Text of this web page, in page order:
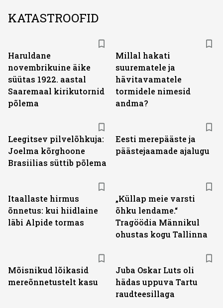
KATASTROOFID
Haruldane
novembrikuine äike
süütas 1922. aastal
Saaremaal kirikutornid
põlema
Millal hakati
suurematele ja
hävitavamatele
tormidele nimesid
andma?
Leegitsev pilvelõhkuja:
Joelma kõrghoone
Brasiilias süttib põlema
Eesti merepääste ja
päästejaamade ajalugu
Itaallaste hirmus
õnnetus: kui hiidlaine
läbi Alpide tormas
„Küllap meie varsti
õhku lendame.“
Tragöödia Männikul
ohustas kogu Tallinna
Mõisnikud lõikasid
mereõnnetustelt kasu
Juba Oskar Luts oli
hädas uppuva Tartu
raudteesillaga